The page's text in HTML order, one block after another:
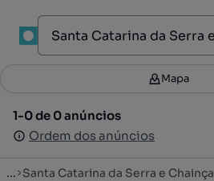
Filtros 4
1-0 de 0 anúncios
Ordem dos anúncios
Mapa
1-0 de 0 anúncios
Ordem dos anúncios
... Santa Catarina da Serra e Chainça